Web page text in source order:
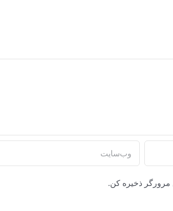
مرورگر ذخیره کن.